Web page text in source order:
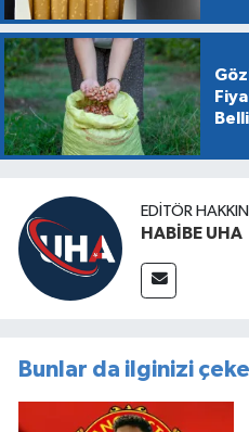
EDITÖR
HABİBE UHA
Bunlar da ilginizi